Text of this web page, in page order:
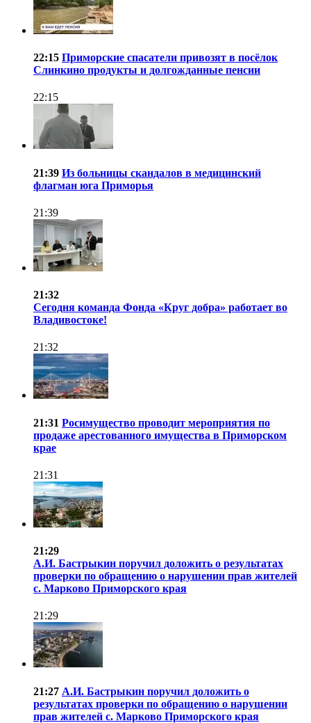
22:15 Приморские спасатели привозят в посёлок
Слинкино продукты и долгожданные пенсии
22:15
21:39 Из больницы скандалов в медицинский
флагман юга Приморья
21:39
21:32
Сегодня команда Фонда «Круг добра» работает во
Владивостоке!
21:32
21:31 Росимущество проводит мероприятия по
продаже арестованного имущества в Приморском
крае
21:31
21:29
А.И. Бастрыкин поручил доложить о результатах
проверки по обращению о нарушении прав жителей
с. Марково Приморского края
21:29
21:27 А.И. Бастрыкин поручил доложить о
результатах проверки по обращению о нарушении
прав жителей с. Марково Приморского края